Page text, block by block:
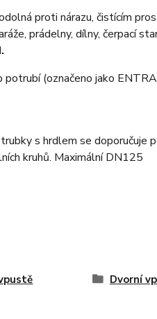
proti nárazu, čistícím
prádelny, dílny, čerpací
(označeno jako
s hrdlem se doporučuje
kruhů. Maximální DN125
Dvorní